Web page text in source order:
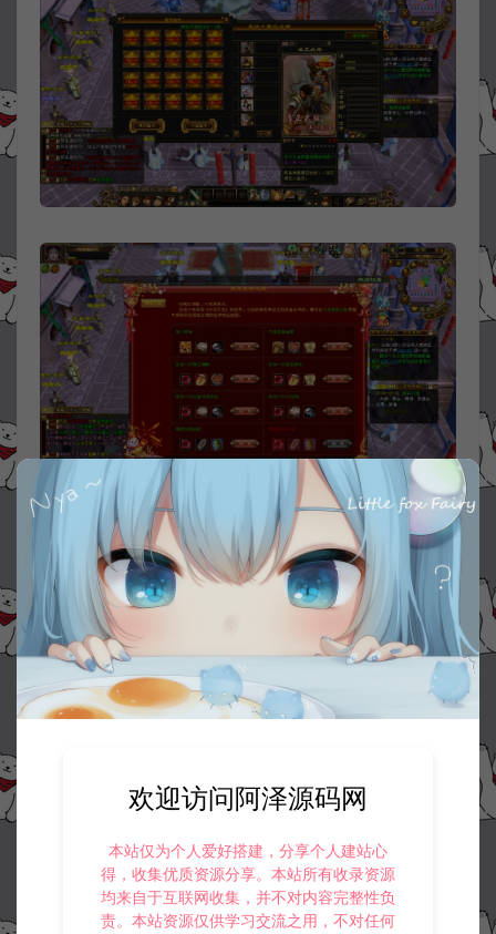
欢迎访问阿泽源码网
本站仅为个人爱好搭建，分享个人建站心
得，收集优质资源分享。本站所有收录资源
均来自于互联网收集，并不对内容完整性负
责。本站资源仅供学习交流之用，不对任何